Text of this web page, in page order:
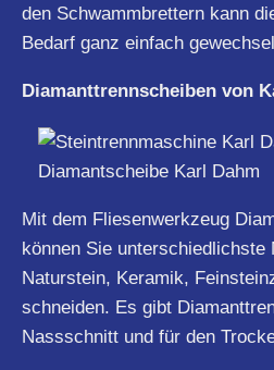
den Schwammbrettern kann
Bedarf ganz einfach
Diamanttrennscheiben von
Mit dem Fliesenwerkzeug
können Sie unterschiedlichste
Naturstein, Keramik,
schneiden. Es gibt
Nassschnitt und für den